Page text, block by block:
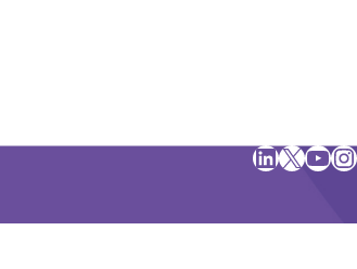
LinkedIn
X